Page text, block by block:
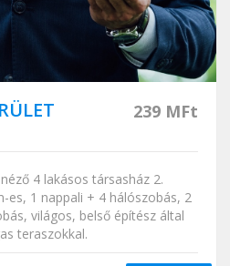
239 MFt
4 lakásos társasház 2.
es, 1 nappali + 4 hálószobás, 2
világos, belső építész által
teraszokkal.